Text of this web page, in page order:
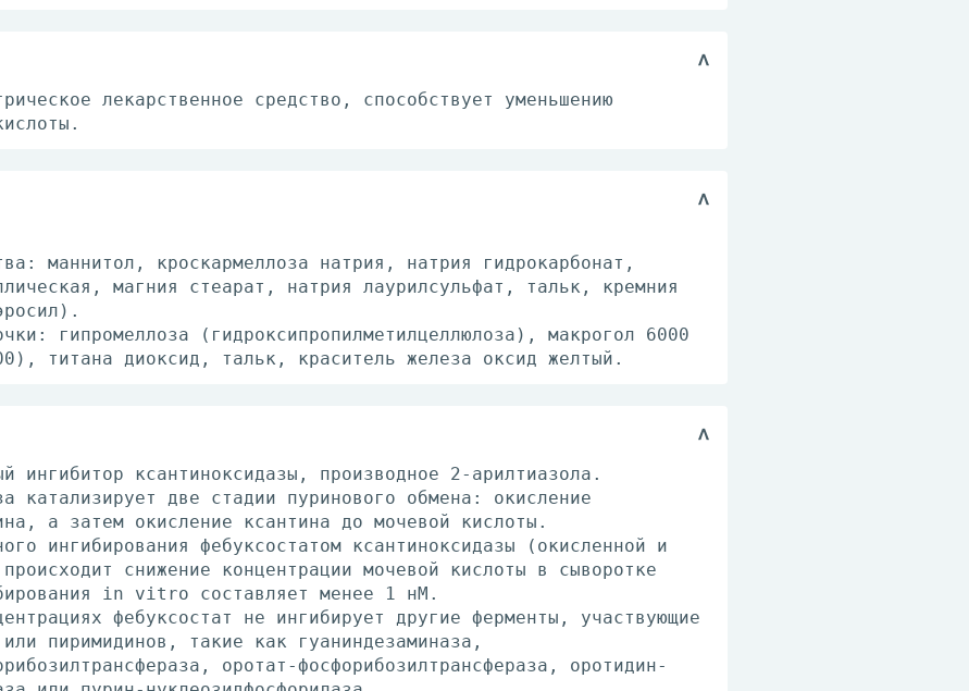
лекарственное средство, способствует уменьшению
маннитол, кроскармеллоза натрия, натрия гидрокарбонат,
магния стеарат, натрия лаурилсульфат, тальк, кремния
гипромеллоза (гидроксипропилметилцеллюлоза), макрогол 6000
титана диоксид, тальк, краситель железа оксид желтый.
ингибитор ксантиноксидазы, производное 2-арилтиазола.
катализирует две стадии пуринового обмена: окисление
а затем окисление ксантина до мочевой кислоты.
ингибирования фебуксостатом ксантиноксидазы (окисленной и
снижение концентрации мочевой кислоты в сыворотке
in vitro составляет менее 1 нМ.
фебуксостат не ингибирует другие ферменты, участвующие
пиримидинов, такие как гуаниндезаминаза,
оротат-фосфорибозилтрансфераза, оротидин-